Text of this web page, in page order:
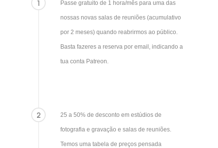
1 Passe gratuito de 1 hora/mês para uma das
nossas novas salas de reuniões (acumulativo
por 2 meses) quando reabrirmos ao público.
Basta fazeres a reserva por email, indicando a
tua conta Patreon.
2 25 a 50% de desconto em estúdios de
fotografia e gravação e salas de reuniões.
Temos uma tabela de preços pensada